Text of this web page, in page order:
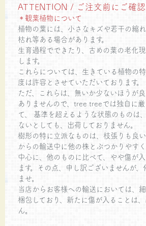
ATTENTION / ご注文前にご確
＊観葉植物について
植物の葉には、小さなキズや若干の縮
枯れ等ある場合があります。
生育過程でできたり、古めの葉の老化
します。
これらについては、生きている植物の
度は許容とさせていただいております。
ただ、これらは、無いか少ないほうが
ありませんので、tree treeでは独自に
て、 基準を超えるような状態のものは
ないとしても、出荷しておりません。
樹形の特に立派なものは、枝張りも良
からの輸送中に他の株とぶつかりやす
中心に、他のものに比べて、やや傷が
ます。その点、申し訳ございませんが
ませ。
当店からお客様への輸送においては、
梱包しており、新たに傷が入ることは
ん。